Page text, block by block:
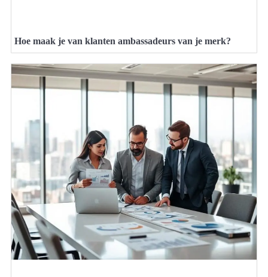
Hoe maak je van klanten ambassadeurs van je merk?